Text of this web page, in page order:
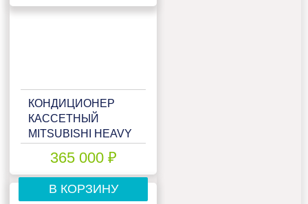
КОНДИЦИОНЕР
КАССЕТНЫЙ
MITSUBISHI HEAVY
365 000 ₽
В КОРЗИНУ